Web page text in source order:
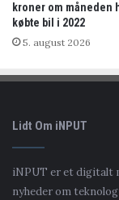
kroner om måneden
købte bil i 2022
5. august 2026
Lidt Om iNPUT
iNPUT er et digitalt
nyheder om